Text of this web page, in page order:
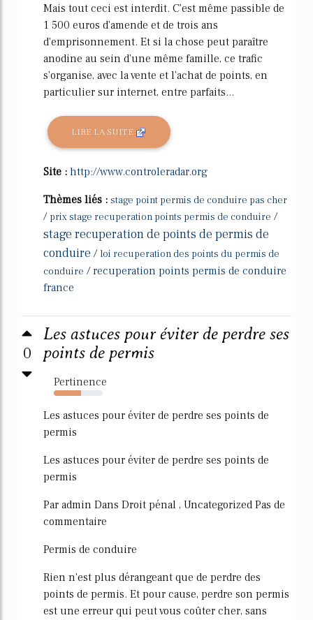
Mais tout ceci est interdit. C'est même passible de
1 500 euros d'amende et de trois ans
d'emprisonnement. Et si la chose peut paraître
anodine au sein d'une même famille, ce trafic
s'organise, avec la vente et l'achat de points, en
particulier sur internet, entre parfaits...
LIRE LA SUITE
Site : http://www.controleradar.org
Thèmes liés : stage point permis de conduire pas cher
/ prix stage recuperation points permis de conduire /
stage recuperation de points de permis de
conduire / loi recuperation des points du permis de
conduire /recuperation points permis de conduire
france
0
Les astuces pour éviter de perdre ses
points de permis
Pertinence
55%
Les astuces pour éviter de perdre ses points de
permis
Les astuces pour éviter de perdre ses points de
permis
Par admin Dans Droit pénal , Uncategorized Pas de
commentaire
Permis de conduire
Rien n'est plus dérangeant que de perdre des
points de permis. Et pour cause, perdre son permis
est une erreur qui peut vous coûter cher, sans